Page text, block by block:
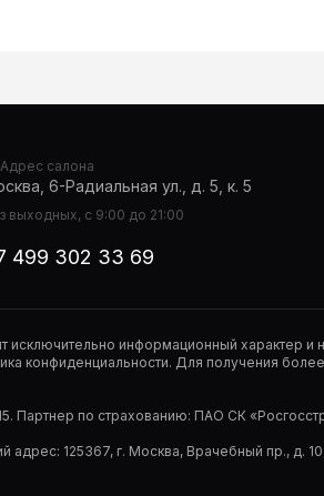
Адрес салона
6-Радиальная ул., д. 5, к. 5
выходных, с 9:00 до 21:00
499 302 33 69
информационный характер
конфиденциальности. Для получения
Партнер по страхованию: ПАО СК
адрес: 125367, г. Москва, Врачебный пр.,